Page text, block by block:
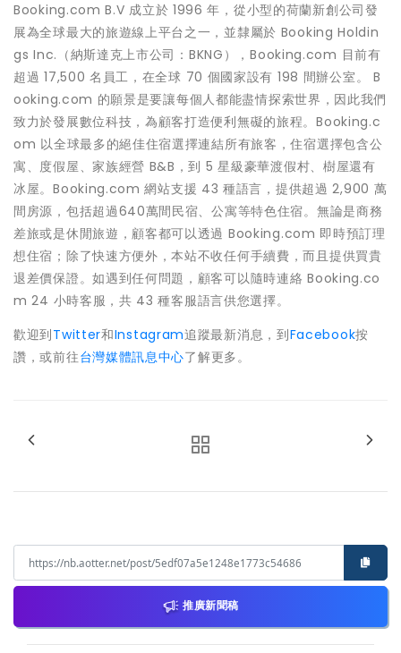
Booking.com B.V 成立於 1996 年，從小型的荷蘭新創公司發
展為全球最大的旅遊線上平台之一，並隸屬於 Booking Holdin
gs Inc.（納斯達克上市公司：BKNG），Booking.com 目前有
超過 17,500 名員工，在全球 70 個國家設有 198 間辦公室。 B
ooking.com 的願景是要讓每個人都能盡情探索世界，因此我們
致力於發展數位科技，為顧客打造便利無礙的旅程。Booking.c
om 以全球最多的絕佳住宿選擇連結所有旅客，住宿選擇包含公
寓、度假屋、家族經營 B&B，到 5 星級豪華渡假村、樹屋還有
冰屋。Booking.com 網站支援 43 種語言，提供超過 2,900 萬
間房源，包括超過640萬間民宿、公寓等特色住宿。無論是商務
差旅或是休閒旅遊，顧客都可以透過 Booking.com 即時預訂理
想住宿；除了快速方便外，本站不收任何手續費，而且提供買貴
退差價保證。如遇到任何問題，顧客可以隨時連絡 Booking.co
m 24 小時客服，共 43 種客服語言供您選擇。
歡迎到Twitter和Instagram追蹤最新消息，到Facebook按
讚，或前往台灣媒體訊息中心了解更多。
推廣新聞稿